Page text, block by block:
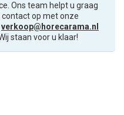
Ons team helpt u graag
op met onze
verkoop@horecarama.nl
staan voor u klaar!